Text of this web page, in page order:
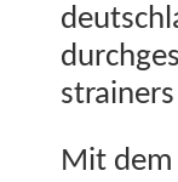
Mit dem